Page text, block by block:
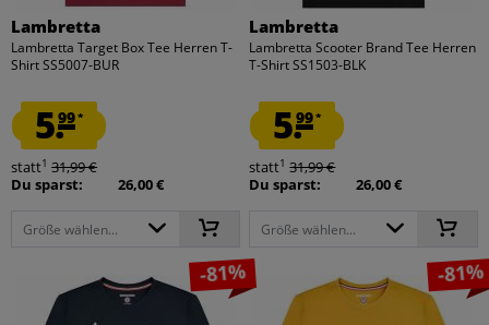
Lambretta
Lambretta Target Box Tee Herren T-
Shirt SS5007-BUR
5.99*
statt1 31,99 €
Du sparst:
26,00 €
Größe wählen...
Lambretta
Lambretta Scooter Brand Tee Herren
T-Shirt SS1503-BLK
5.99*
statt1 31,99 €
Du sparst:
26,00 €
Größe wählen...
-81% -81%